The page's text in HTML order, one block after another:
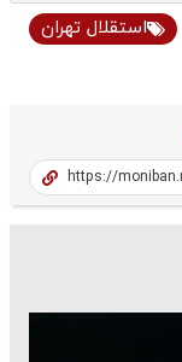
استقلال تهران